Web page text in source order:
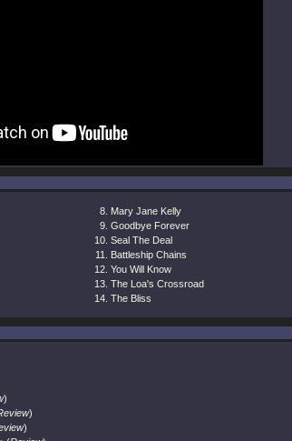
Mary Jane Kelly
Goodbye Forever
Seal The Deal
Battleship Chains
You Will Know
The Loa's Crossroad
The Bliss
)
)
)